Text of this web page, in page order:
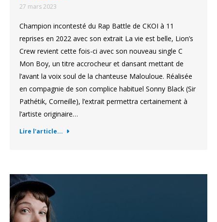
27 mars 2023
Champion incontesté du Rap Battle de CKOI à 11
reprises en 2022 avec son extrait La vie est belle, Lion’s
Crew revient cette fois-ci avec son nouveau single C
Mon Boy, un titre accrocheur et dansant mettant de
l’avant la voix soul de la chanteuse Malouloue. Réalisée
en compagnie de son complice habituel Sonny Black (Sir
Pathétik, Corneille), l’extrait permettra certainement à
l’artiste originaire…
Lire l'article...